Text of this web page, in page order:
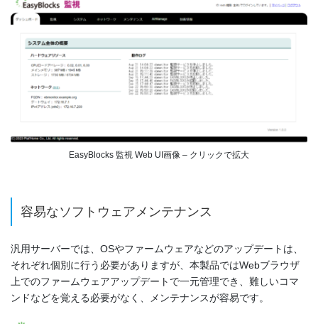
EasyBlocks 監視 Web UI画像 – クリックで拡大
容易なソフトウェアメンテナンス
汎用サーバーでは、OSやファームウェアなどのアップデートは、
それぞれ個別に行う必要がありますが、本製品ではWebブラウザ
上でのファームウェアアップデートで一元管理でき、難しいコマ
ンドなどを覚える必要がなく、メンテナンスが容易です。